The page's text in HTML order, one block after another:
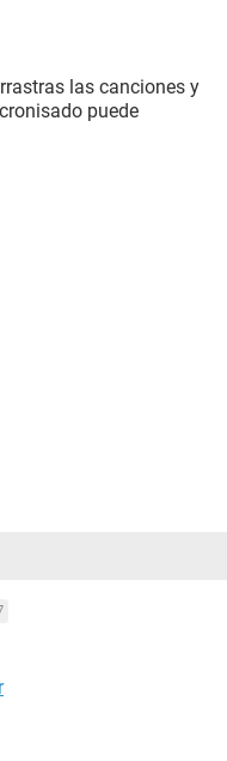
las canciones y
puede